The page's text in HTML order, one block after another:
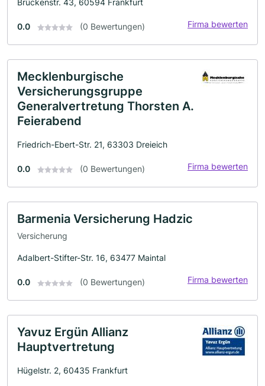
0.0 (0 Bewertungen) Firma bewerten
Mecklenburgische
Versicherungsgruppe
Generalvertretung Thorsten A.
Feierabend
Friedrich-Ebert-Str. 21, 63303 Dreieich
0.0 (0 Bewertungen) Firma bewerten
Barmenia Versicherung Hadzic
Versicherung
Adalbert-Stifter-Str. 16, 63477 Maintal
0.0 (0 Bewertungen) Firma bewerten
Yavuz Ergün Allianz
Hauptvertretung
Hügelstr. 2, 60435 Frankfurt